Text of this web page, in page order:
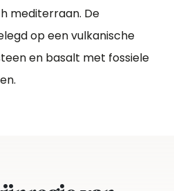
mediterraan. De
op een vulkanische
en basalt met fossiele